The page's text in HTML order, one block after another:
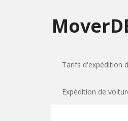
Tarifs d'expédition
Expédition de